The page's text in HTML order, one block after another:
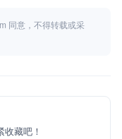
同意，不得转载或采
藏吧！